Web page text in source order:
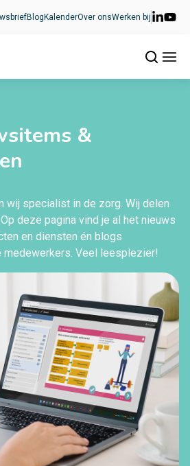
Blog KalenderOver onsWerken bij
&
wij specialist in de zorg. Wij delen
deze pagina vind je al het nieuws
en diensten én blogs
medewerkers. Veel leesplezier!